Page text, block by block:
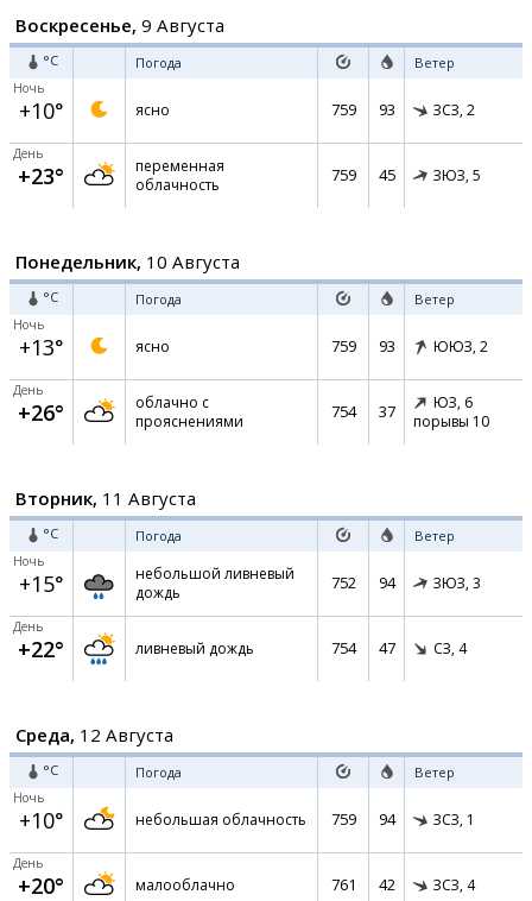
Воскресенье, 9 Августа
°C Погода Ветер
Ночь
+10° ясно 759 93 ЗСЗ, 2
День
+23°
переменная
облачность
759 45 ЗЮЗ, 5
Понедельник, 10 Августа
°C Погода Ветер
Ночь
+13° ясно 759 93 ЮЮЗ, 2
День
+26°
облачно с
прояснениями
754 37 ЮЗ, 6
порывы 10
Вторник, 11 Августа
°C Погода Ветер
Ночь
+15°
небольшой ливневый
дождь
752 94 ЗЮЗ, 3
День
+22° ливневый дождь 754 47 СЗ, 4
Среда, 12 Августа
°C Погода Ветер
Ночь
+10° небольшая облачность 759 94 ЗСЗ, 1
День
+20° малооблачно 761 42 ЗСЗ, 4